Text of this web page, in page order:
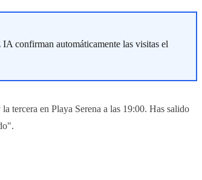
IA confirman automáticamente las visitas el
tercera en Playa Serena a las 19:00. Has salido